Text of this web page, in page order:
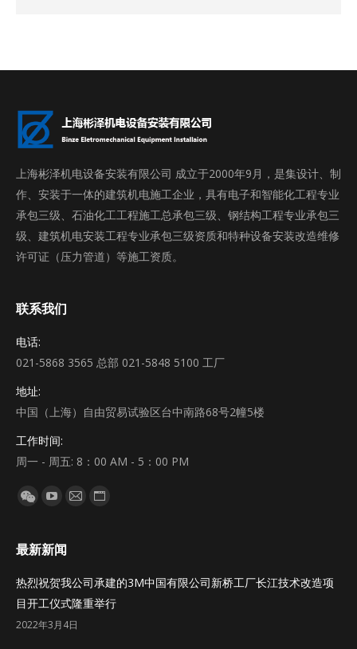
上海彬泽机电设备安装有限公司 成立于2000年9月，是集设计、制
作、安装于一体的建筑机电施工企业，具有电子和智能化工程专业
承包三级、石油化工工程施工总承包三级、钢结构工程专业承包三
级、建筑机电安装工程专业承包三级资质和特种设备安装改造维修
许可证（压力管道）等施工资质。
联系我们
电话:
021-5868 3565 总部 021-5848 5100 工厂
地址:
中国（上海）自由贸易试验区台中南路68号2幢5楼
工作时间:
周一 - 周五: 8：00 AM - 5：00 PM
Find us on:
微
page
in
new
window
YouTube
opens
new
window
Mail
new
window
Website
new
window
最新新闻
热烈祝贺我公司承建的3M中国有限公司新桥工厂长江技术改造项
目开工仪式隆重举行
2022年3月4日